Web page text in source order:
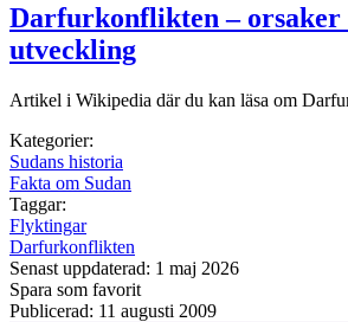
Darfurkonflikten – orsaker
utveckling
Artikel i Wikipedia där du kan läsa om
Kategorier:
Sudans historia
Fakta om Sudan
Taggar:
Flyktingar
Darfurkonflikten
Senast uppdaterad: 1 maj 2026
Spara som favorit
Publicerad: 11 augusti 2009